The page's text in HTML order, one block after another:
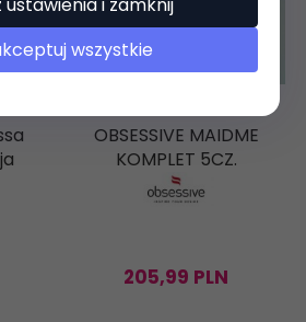
OBSESSIVE MAIDME
KOMPLET 5CZ.
205,99 PLN
wszystkie